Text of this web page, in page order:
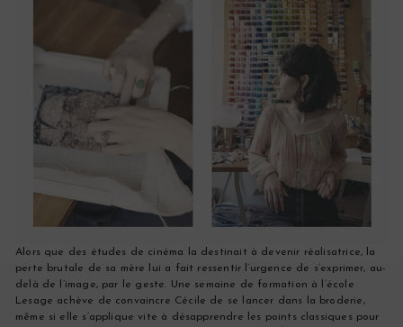
Alors que des études de cinéma la destinait à devenir réalisatrice, la
perte brutale de sa mère lui a fait ressentir l’urgence de s’exprimer, au-
delà de l’image, par le geste. Une semaine de formation à l’école
Lesage achève de convaincre Cécile de se lancer dans la broderie,
même si elle s’applique vite à désapprendre les points classiques pour